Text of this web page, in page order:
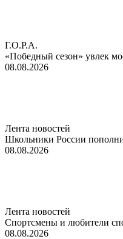
Г.О.Р.А.
«Победный сезон» увлек
08.08.2026
Лента новостей
Школьники России
08.08.2026
Лента новостей
Спортсмены и любители
08.08.2026